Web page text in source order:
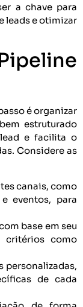
a chave para
leads e otimizar
é organizar
estruturado
e facilita o
Considere as
canais, como
eventos, para
base em seu
critérios como
personalizadas,
de cada